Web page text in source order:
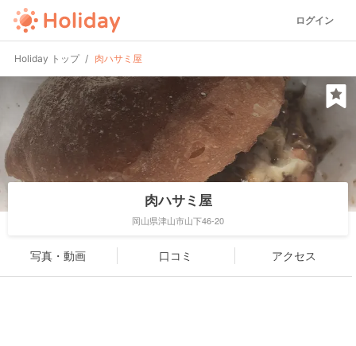
ログイン
Holiday トップ 肉ハサミ屋
肉ハサミ屋
岡山県津山市山下46-20
写真・動画 口コミ アクセス